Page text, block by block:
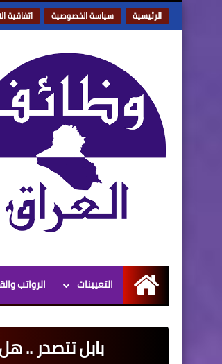
الرئيسية سياسة الخصوصية اتفاقية
الرئيسية
التعيينات الرواتب
بابل تتصدر ..